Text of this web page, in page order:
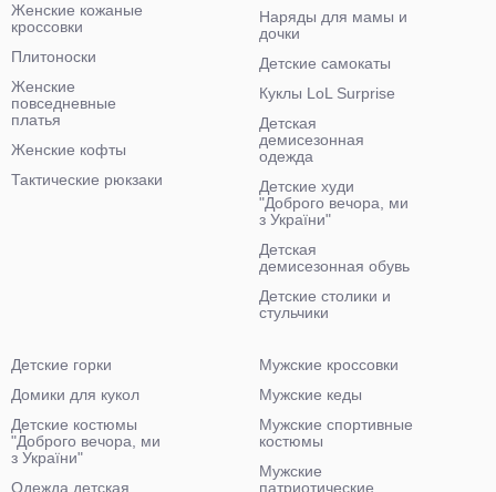
Женские кожаные
кроссовки
Плитоноски
Женские
повседневные
платья
Женские кофты
Тактические рюкзаки
Наряды для мамы и
дочки
Детские самокаты
Куклы LoL Surprise
Детская
демисезонная
одежда
Детские худи
"Доброго вечора, ми
з України"
Детская
демисезонная обувь
Детские столики и
стульчики
Детские горки
Домики для кукол
Детские костюмы
"Доброго вечора, ми
з України"
Одежда детская
Мужские кроссовки
Мужские кеды
Мужские спортивные
костюмы
Мужские
патриотические